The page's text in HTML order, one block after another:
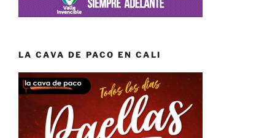
LA CAVA DE PACO EN CALI